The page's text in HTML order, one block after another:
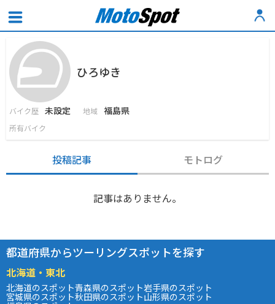
ひろゆき
バイク歴 未設定 地域 福島県
所有バイク
投稿記事 モトログ
記事はありません。
都道府県からツーリングスポットを探す
北海道・東北
北海道のスポット青森県のスポット岩手県のスポット
宮城県のスポット秋田県のスポット山形県のスポット